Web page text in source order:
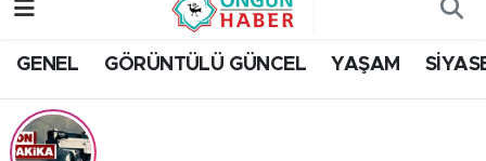
GENEL GÖRÜNTÜLÜ GÜNCEL YAŞAM
Trafik Durumu
Tüm Manşetler